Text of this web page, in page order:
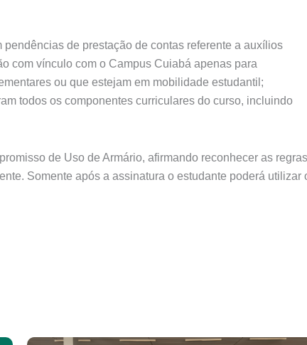
de prestação de contas referente a auxílios
com vínculo com o Campus Cuiabá apenas para
ou que estejam em mobilidade estudantil;
todos os componentes curriculares do curso, incluindo
de Uso de Armário, afirmando reconhecer as regras
Somente após a assinatura o estudante poderá utilizar